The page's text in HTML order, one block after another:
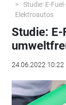
Studie: E-
Elektroautos
Studie:
24.06.2022 10:22